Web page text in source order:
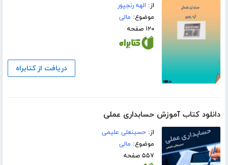
از: الهه رنجپور
موضوع: مالی
۱۲۰ صفحه
دریافت از کتابراه
دانلود کتاب آموزش حسابداری عملی
از:حسینعلی علیمی
موضوع: مالی
۵۵۷ صفحه